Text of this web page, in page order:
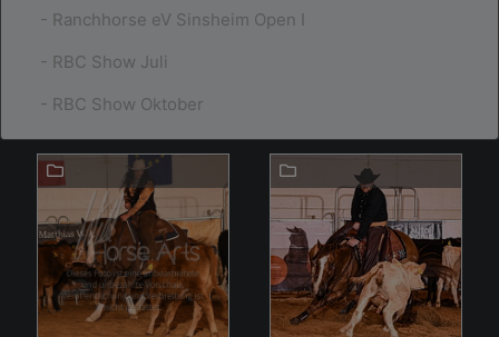
- Ranchhorse eV Sinsheim Open I
- RBC Show Juli
- RBC Show Oktober